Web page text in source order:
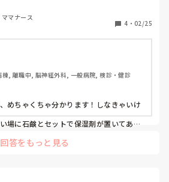
れていますか？
マナース
4 ・ 02/25
, 離職中, 脳神経外科, 一般病院, 検診・健診
めちゃくちゃ分かります！しなきゃいけ
場に石鹸とセットで保湿剤が置いてある
リーム配合のハンドクリームを使用して
回答をもっと見る